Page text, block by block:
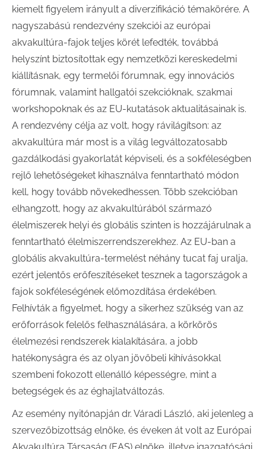
kiemelt figyelem irányult a diverzifikáció témakörére. A
nagyszabású rendezvény szekciói az európai
akvakultúra-fajok teljes körét lefedték, továbbá
helyszínt biztosítottak egy nemzetközi kereskedelmi
kiállításnak, egy termelői fórumnak, egy innovációs
fórumnak, valamint hallgatói szekcióknak, szakmai
workshopoknak és az EU-kutatások aktualitásainak is.
A rendezvény célja az volt, hogy rávilágítson: az
akvakultúra már most is a világ legváltozatosabb
gazdálkodási gyakorlatát képviseli, és a sokféleségben
rejlő lehetőségeket kihasználva fenntartható módon
kell, hogy tovább növekedhessen. Több szekcióban
elhangzott, hogy az akvakultúrából származó
élelmiszerek helyi és globális szinten is hozzájárulnak a
fenntartható élelmiszerrendszerekhez. Az EU-ban a
globális akvakultúra-termelést néhány tucat faj uralja,
ezért jelentős erőfeszítéseket tesznek a tagországok a
fajok sokféleségének előmozdítása érdekében.
Felhívták a figyelmet, hogy a sikerhez szükség van az
erőforrások felelős felhasználására, a körkörös
élelmezési rendszerek kialakítására, a jobb
hatékonyságra és az olyan jövőbeli kihívásokkal
szembeni fokozott ellenálló képességre, mint a
betegségek és az éghajlatváltozás.
Az esemény nyitónapján dr. Váradi László, aki jelenleg a
szervezőbizottság elnöke, és éveken át volt az Európai